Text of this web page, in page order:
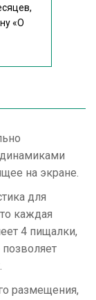
«О
на экране.
для
каждая
4 пищалки,
размещения,